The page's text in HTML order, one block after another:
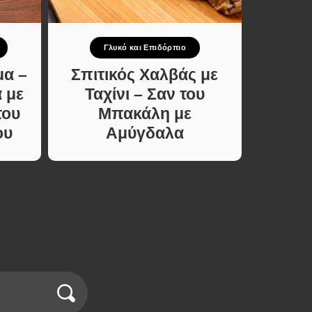
–
με
Γλυκό και Επιδόρπιο
Σπιτικός Χαλβάς με
Ταχίνι – Σαν του
Μπακάλη με
Αμύγδαλα